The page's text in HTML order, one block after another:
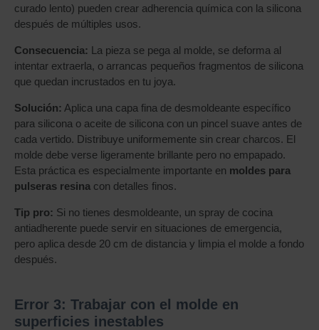
curado lento) pueden crear adherencia química con la silicona
después de múltiples usos.
Consecuencia: La pieza se pega al molde, se deforma al
intentar extraerla, o arrancas pequeños fragmentos de silicona
que quedan incrustados en tu joya.
Solución: Aplica una capa fina de desmoldeante específico
para silicona o aceite de silicona con un pincel suave antes de
cada vertido. Distribuye uniformemente sin crear charcos. El
molde debe verse ligeramente brillante pero no empapado.
Esta práctica es especialmente importante en moldes para
pulseras resina con detalles finos.
Tip pro: Si no tienes desmoldeante, un spray de cocina
antiadherente puede servir en situaciones de emergencia,
pero aplica desde 20 cm de distancia y limpia el molde a fondo
después.
Error 3: Trabajar con el molde en
superficies inestables